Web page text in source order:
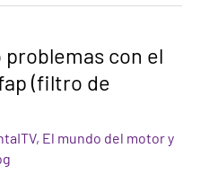
con el
(filtro de
, El mundo del motor y